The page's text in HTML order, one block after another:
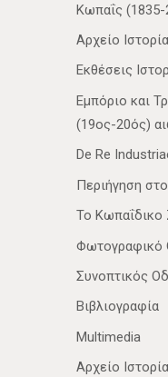
Κωπαΐς (1835-
Αρχείο
Εκθέσεις
Εμπόριο και
(19ος-20ός)
De Re
Περιήγηση
Το Κωπαΐδικο
Φωτογραφικό
Συνοπτικός
Βιβλιογραφία
Multimedia
Αρχείο